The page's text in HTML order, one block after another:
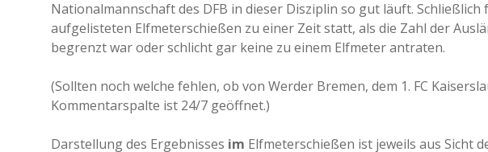
a
a
d
Nationalmannschaft des DFB in dieser Disziplin so gut läuft.
aufgelisteten Elfmeterschießen zu einer Zeit statt, als die Zahl der
begrenzt war oder schlicht gar keine zu einem Elfmeter antraten.
(Sollten noch welche fehlen, ob von Werder Bremen, dem 1. FC
Kommentarspalte ist 24/7 geöffnet.)
Darstellung des Ergebnisses im Elfmeterschießen ist jeweils aus Sicht